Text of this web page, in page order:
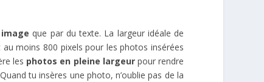
que par du texte. La largeur idéale de
moins 800 pixels pour les photos insérées
les photos en pleine largeurpour rendre
tu insères une photo, n’oublie pas de la